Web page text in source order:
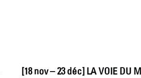
suivant
[18 nov – 23 déc] LA VOIE DU